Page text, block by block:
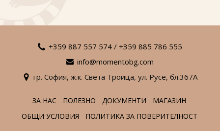
Общи условия
Политика за
ЗАПИТВАНЕ
+359 887 557 574 / +359 885 786 555
info@momentobg.com
гр. София, ж.к. Света Троица, ул. Русе, бл.367А
ЗА НАС ПОЛЕЗНО ДОКУМЕНТИ
МАГАЗИН
ОБЩИ УСЛОВИЯ
ПОЛИТИКА ЗА ПОВЕРИТЕЛНОСТ